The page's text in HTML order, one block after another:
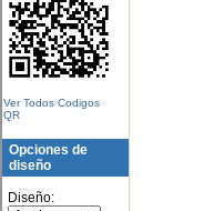
Ver Todos Codigos
QR
Opciones de
diseño
Diseño: